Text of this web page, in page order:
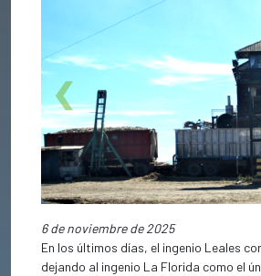
Previous
6 de noviembre de 2025
En los últimos días, el ingenio Leales
dejando al ingenio La Florida como el